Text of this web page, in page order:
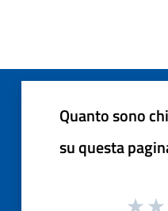
Quanto sono
su questa